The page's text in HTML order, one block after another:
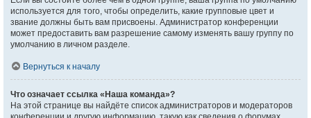
используется для того, чтобы определить, какие групповые цвет и
звание должны быть вам присвоены. Администратор конференции
может предоставить вам разрешение самому изменять вашу группу по
умолчанию в личном разделе.
Вернуться к началу
Что означает ссылка «Наша команда»?
На этой странице вы найдёте список администраторов и модераторов